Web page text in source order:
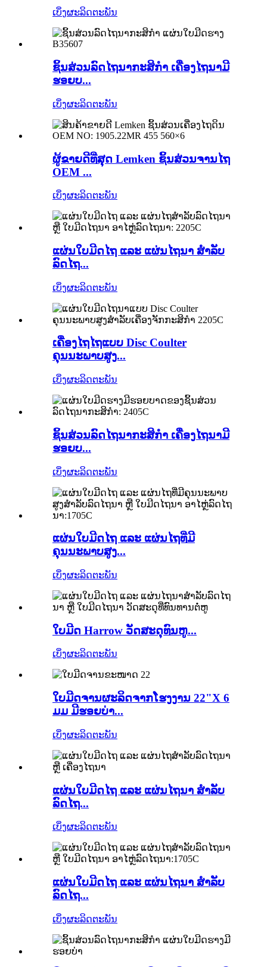
ເບິ່ງຜະລິດຕະພັນ
ຊິ້ນສ່ວນລົດໄຖນາກະສິກຳ ເຄື່ອງໄຖນາມີ
ຮອຍບ...
ເບິ່ງຜະລິດຕະພັນ
ຜູ້ຂາຍດີທີ່ສຸດ Lemken ຊິ້ນສ່ວນຈານໄຖ
OEM ...
ເບິ່ງຜະລິດຕະພັນ
ແຜ່ນໃບມີດໄຖ ແລະ ແຜ່ນໄຖນາ ສຳລັບ
ລົດໄຖ...
ເບິ່ງຜະລິດຕະພັນ
ເຄື່ອງໄຖໄຖແບບ Disc Coulter
ຄຸນນະພາບສູງ...
ເບິ່ງຜະລິດຕະພັນ
ຊິ້ນສ່ວນລົດໄຖນາກະສິກຳ ເຄື່ອງໄຖນາມີ
ຮອຍບ...
ເບິ່ງຜະລິດຕະພັນ
ແຜ່ນໃບມີດໄຖ ແລະ ແຜ່ນໄຖທີ່ມີ
ຄຸນນະພາບສູງ...
ເບິ່ງຜະລິດຕະພັນ
ໃບມີດ Harrow ວັດສະດຸທົນຫູ...
ເບິ່ງຜະລິດຕະພັນ
ໃບມີດຈານຜະລິດຈາກໂຮງງານ 22"X 6
ມມ ມີຮອຍບ່າ...
ເບິ່ງຜະລິດຕະພັນ
ແຜ່ນໃບມີດໄຖ ແລະ ແຜ່ນໄຖນາ ສຳລັບ
ລົດໄຖ...
ເບິ່ງຜະລິດຕະພັນ
ແຜ່ນໃບມີດໄຖ ແລະ ແຜ່ນໄຖນາ ສຳລັບ
ລົດໄຖ...
ເບິ່ງຜະລິດຕະພັນ